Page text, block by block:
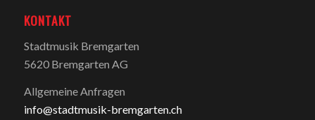
KONTAKT
Stadtmusik Bremgarten
5620 Bremgarten AG
Allgemeine Anfragen
info@stadtmusik-bremgarten.ch